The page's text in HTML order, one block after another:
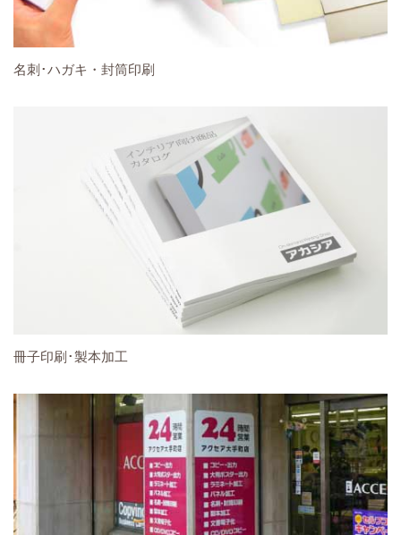
名刺･ハガキ・封筒印刷
冊子印刷･製本加工